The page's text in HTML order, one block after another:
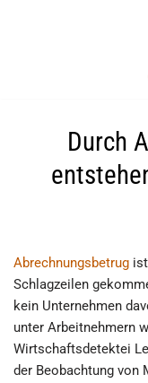
Durch
Abrechnungsbetrug
Schlagzeilen
kein Unternehmen
unter Arbeitnehmern
Wirtschaftsdetektei
der Beobachtung von